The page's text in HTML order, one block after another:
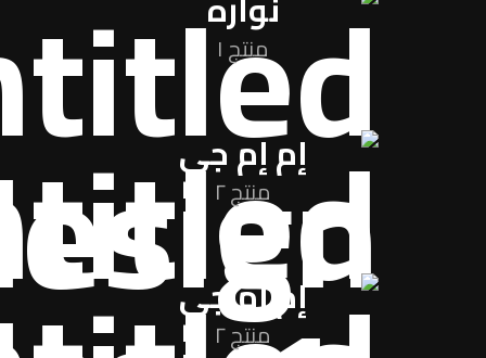
منتج ١
إم إم جي
منتج ٢
إم إم جي
منتج ٢